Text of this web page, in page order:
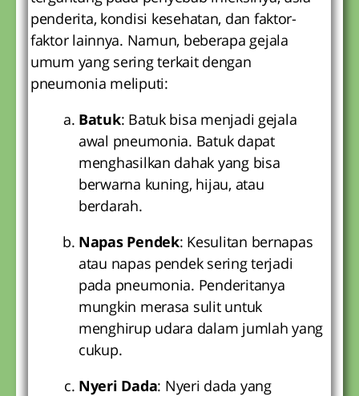
penderita, kondisi kesehatan, dan faktor-
faktor lainnya. Namun, beberapa gejala
umum yang sering terkait dengan
pneumonia meliputi:
Batuk: Batuk bisa menjadi gejala
awal pneumonia. Batuk dapat
menghasilkan dahak yang bisa
berwarna kuning, hijau, atau
berdarah.
Napas Pendek: Kesulitan bernapas
atau napas pendek sering terjadi
pada pneumonia. Penderitanya
mungkin merasa sulit untuk
menghirup udara dalam jumlah yang
cukup.
Nyeri Dada: Nyeri dada yang